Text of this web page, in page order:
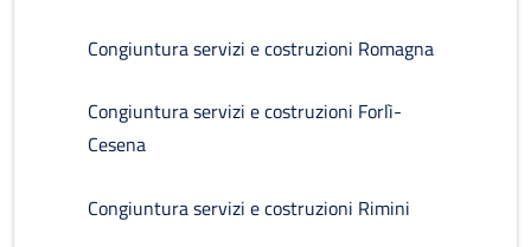
Congiuntura servizi e costruzioni Romagna
Congiuntura servizi e costruzioni Forlì-
Cesena
Congiuntura servizi e costruzioni Rimini